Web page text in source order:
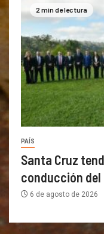
2 min de lectura
PAÍS
Santa Cruz
conducción del
6 de agosto de 2026